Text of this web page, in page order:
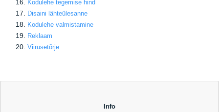
Kodulehe tegemise hind
Disaini lähteülesanne
Kodulehe valmistamine
Reklaam
Viirusetõrje
Info